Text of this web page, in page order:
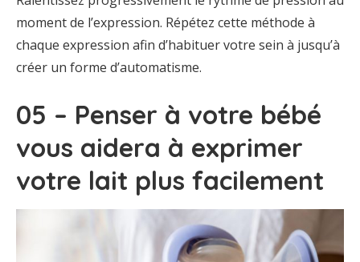
moment de l’expression. Répétez cette méthode à
chaque expression afin d’habituer votre sein à jusqu’à
créer un forme d’automatisme.
05 – Penser à votre bébé
vous aidera à exprimer
votre lait plus facilement